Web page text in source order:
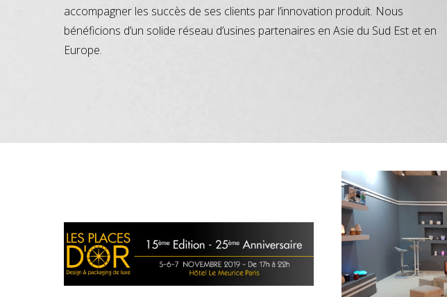
accompagner les succès de ses clients par l’innovation produit. Nous
bénéficions d’un solide réseau d’usines partenaires en Asie du Sud Est et en
Europe.